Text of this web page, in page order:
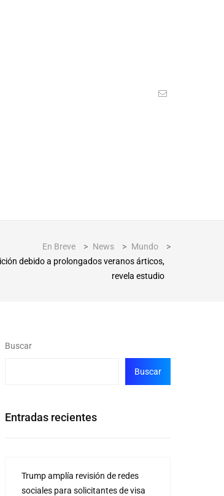
En Breve > News > Mundo
>
debido a prolongados veranos árticos,
revela estudio
Buscar
Buscar
Entradas recientes
Trump amplía revisión de redes
sociales para solicitantes de visa